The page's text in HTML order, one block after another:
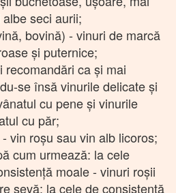
seci aurii;
bovină) - vinuri de marcă
şi puternice;
recomandări ca şi mai
se însă vinurile delicate şi
cu pene şi vinurile
cu păr;
vin roşu sau vin alb licoros;
cum urmează: la cele
moale - vinuri roşii
sevă; la cele de consistenţă